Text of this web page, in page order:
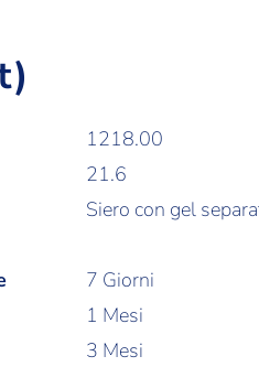
1218.00
21.6
Siero con gel
7 Giorni
1 Mesi
3 Mesi